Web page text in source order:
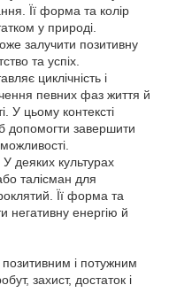
Її форма та колір
у природі.
залучити позитивну
та успіх.
циклічність і
певних фаз життя й
У цьому контексті
допомогти завершити
деяких культурах
талісман для
Її форма та
негативну енергію й
і потужним
захист, достаток і